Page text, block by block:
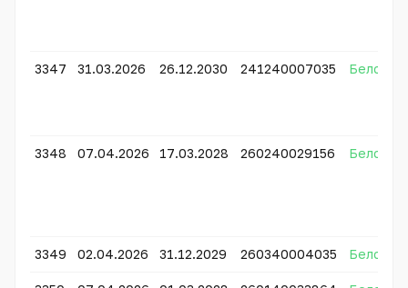
3347 31.03.2026 26.12.2030 241240007035 Белсенді
3348 07.04.2026 17.03.2028 260240029156 Белсенді
3349 02.04.2026 31.12.2029 260340004035 Белсенді